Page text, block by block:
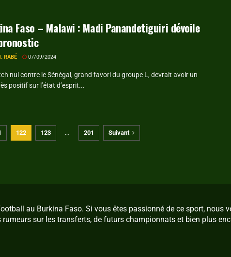
Faso – Malawi : Madi Panandetiguiri dévoile
RABÉ 07/09/2024
nul contre le Sénégal, grand favori du groupe L, devrait avoir un
positif sur l’état d’esprit...
122 123 … 201 Suivant
au Burkina Faso. Si vous êtes passionné de ce sport, nous
sur les transferts, de futurs championnats et bien plus